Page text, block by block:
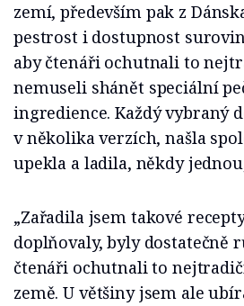
zemí, především pak z
pestrost i dostupnost
aby čtenáři ochutnali to
nemuseli shánět speciální
ingredience. Každý vybraný
v několika verzích, našla
upekla a ladila, někdy
„Zařadila jsem takové
doplňovaly, byly dostatečně
čtenáři ochutnali to
země. U většiny jsem ale